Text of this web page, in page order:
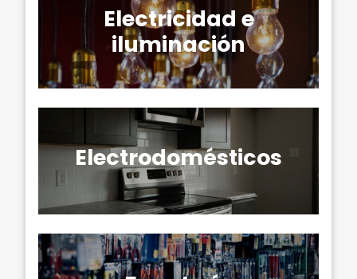
Electricidad e
iluminación
Electrodomésticos